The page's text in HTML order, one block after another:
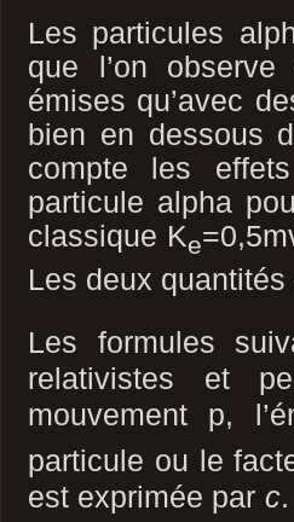
Les particules
que l’on
émises qu’avec
bien en dessous
compte les effets
particule alpha
classique Ke
Les deux
Les formules
relativistes et
mouvement p,
particule ou le
est exprimée par c